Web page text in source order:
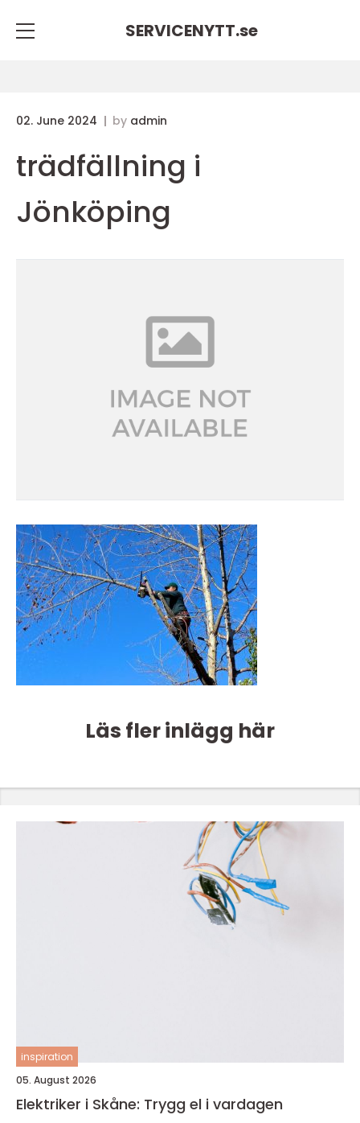
SERVICENYTT.se
02. June 2024 by admin
trädfällning i
Jönköping
Läs fler inlägg här
inspiration
05. August 2026
Elektriker i Skåne: Trygg el i vardagen